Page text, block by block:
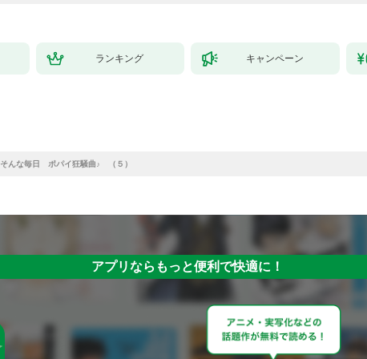
ランキング キャンペーン
そんな毎日 ポパイ狂騒曲♪ （５）
アプリならもっと便利で快適に！